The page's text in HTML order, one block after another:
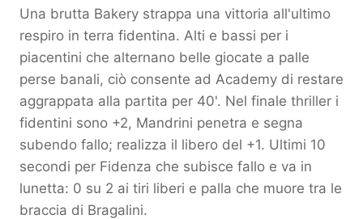
Una brutta Bakery strappa una vittoria all'ultimo
respiro in terra fidentina. Alti e bassi per i
piacentini che alternano belle giocate a palle
perse banali, ciò consente ad Academy di restare
aggrappata alla partita per 40'. Nel finale thriller i
fidentini sono +2, Mandrini penetra e segna
subendo fallo; realizza il libero del +1. Ultimi 10
secondi per Fidenza che subisce fallo e va in
lunetta: 0 su 2 ai tiri liberi e palla che muore tra le
braccia di Bragalini.